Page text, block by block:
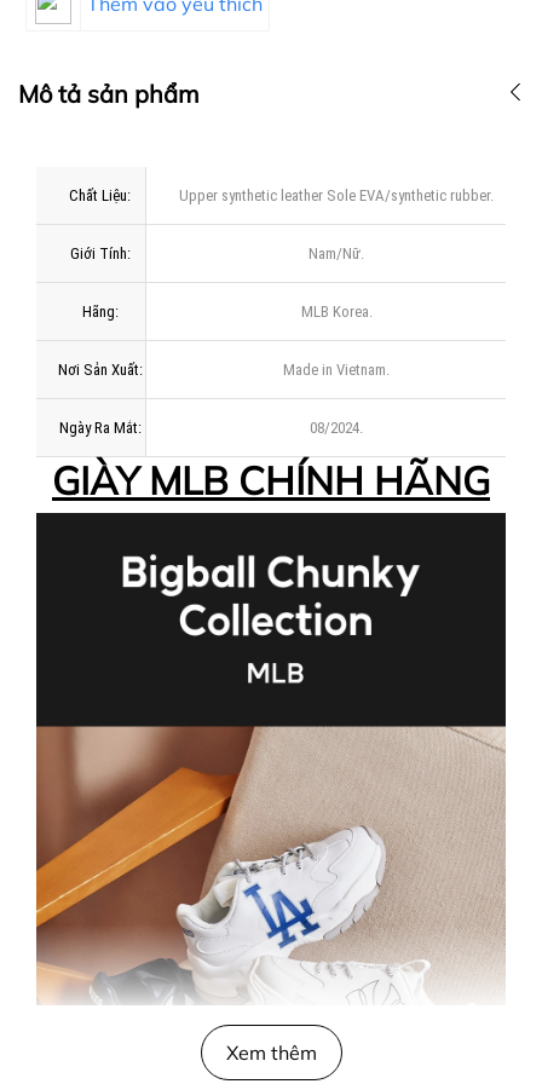
Mô tả sản phẩm
Chất Liệu: Upper synthetic leather Sole EVA/synthetic rubber.
Giới Tính: Nam/Nữ.
Hãng: MLB Korea.
Nơi Sản Xuất: Made in Vietnam.
Ngày Ra Mắt: 08/2024.
GIÀY MLB CHÍNH HÃNG
Xem thêm